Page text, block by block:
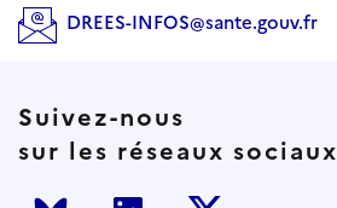
DREES-INFOS@sante.gouv.fr
Suivez-nous
sur les réseaux sociaux